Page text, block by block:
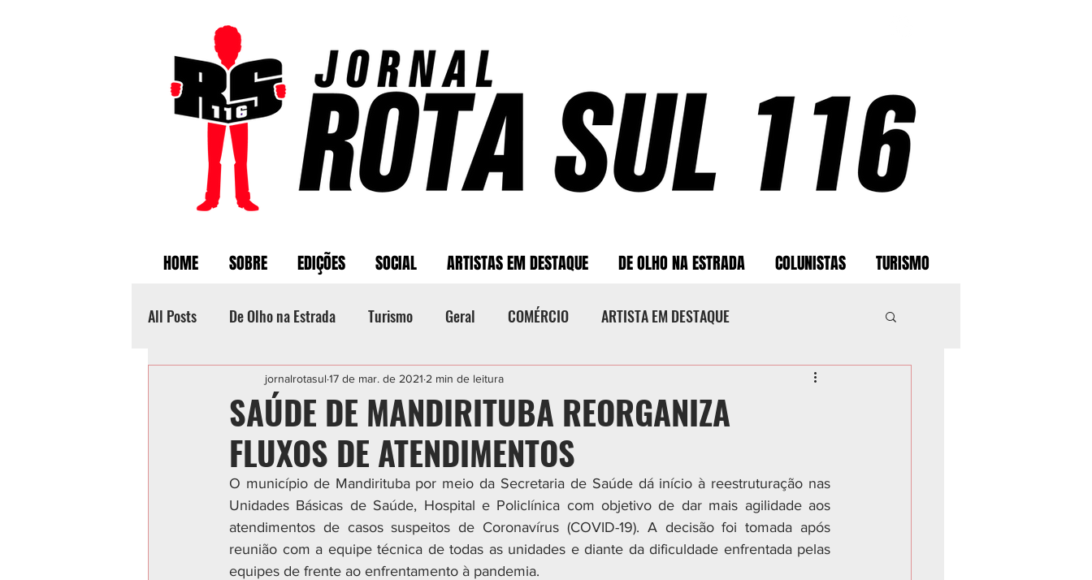
HOME SOBRE EDIÇÕES SOCIAL ARTISTAS EM DESTAQUE DE OLHO NA ESTRADA COLUNISTAS TURISMO
All Posts De Olho na Estrada Turismo Geral COMÉRCIO ARTISTA EM DESTAQUE
Categoria sem título POLICIAL ESPORTE CIDADES
SAÚDE DE MANDIRITUBA REORGANIZA
FLUXOS DE ATENDIMENTOS
jornalrotasul 17 de mar. de 2021 2 min de leitura
O município de Mandirituba por meio da Secretaria de Saúde dá início à reestruturação nas
Unidades Básicas de Saúde, Hospital e Policlínica com objetivo de dar mais agilidade aos
atendimentos de casos suspeitos de Coronavírus (COVID-19). A decisão foi tomada após
reunião com a equipe técnica de todas as unidades e diante da dificuldade enfrentada pelas
equipes de frente ao enfrentamento à pandemia.